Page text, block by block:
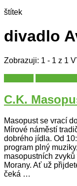
štítek
divadlo
Zobrazuji: 1 - 1 z 1
C.K.
Masopust se vrací
Mírové náměstí
dobrého jídla. Od
program plný
masopustních
Morany. Ať už
čeká …